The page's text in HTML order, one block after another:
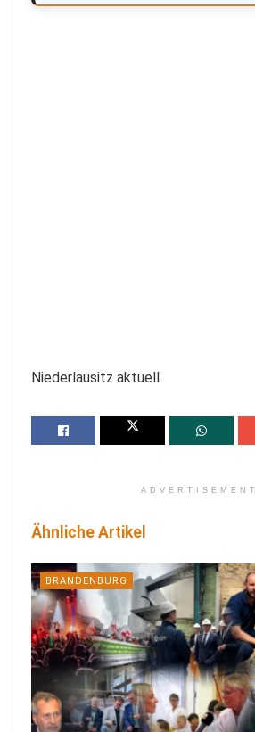
Niederlausitz aktuell
ADVERTISEMENT
Ähnliche Artikel
BRANDENBURG